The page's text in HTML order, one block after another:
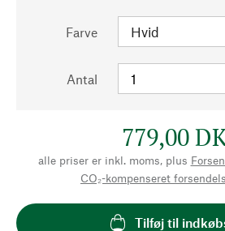
Farve
Antal
779,00
alle priser er inkl. moms, plus
CO₂-kompenseret
Tilføj til